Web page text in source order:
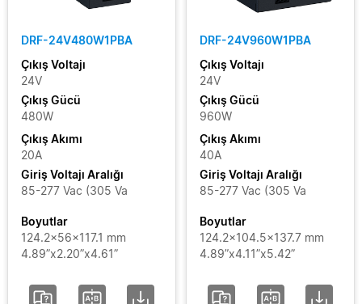
DRF-24V480W1PBA
Çıkış Voltajı
24V
Çıkış Gücü
480W
Çıkış Akımı
20A
Giriş Voltajı Aralığı
85-277 Vac (305 Va
Boyutlar
124.2x56x117.1 mm
4.89”x2.20”x4.61”
DRF-24V960W1PBA
Çıkış Voltajı
24V
Çıkış Gücü
960W
Çıkış Akımı
40A
Giriş Voltajı Aralığı
85-277 Vac (305 Va
Boyutlar
124.2x104.5x137.7 mm
4.89”x4.11”x5.42”